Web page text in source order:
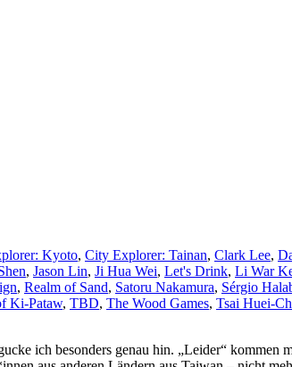
Kyoto, City Explorer: Tainan, Clark Lee,
, Jason Lin, Ji Hua Wei, Let's Drink, Li War
, Realm of Sand, Satoru Nakamura, Sérgio
Ki-Pataw, TBD, The Wood Games, Tsai Huei-
ich besonders genau hin. „Leider“ kommen